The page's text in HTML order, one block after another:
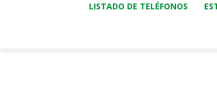
LISTADO DE TELÉFONOS